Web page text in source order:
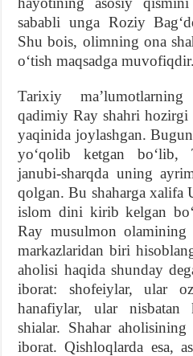
sababli unga Roziy
Shu bois, olimning ona
o‘tish maqsadga muvofiqdir.
Tarixiy
qadimiy Ray shahri
yaqinida joylashgan.
yo‘qolib ketgan bo‘lib,
janubi-sharqda uning
qolgan. Bu shaharga xalifa
islom dini kirib kelgan
Ray musulmon
markazlaridan biri
aholisi haqida shunday
iborat: shofeiylar, ular
hanafiylar, ular nisbatan
shialar. Shahar
iborat. Qishloqlarda esa,